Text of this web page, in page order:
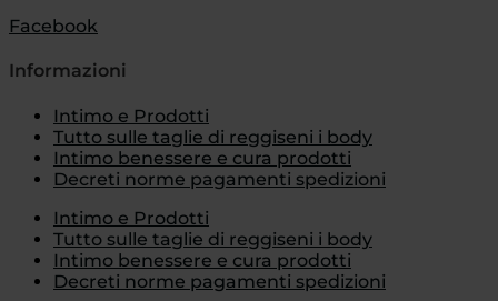
Facebook
Informazioni
Intimo e Prodotti
Tutto sulle taglie di reggiseni i body
Intimo benessere e cura prodotti
Decreti norme pagamenti spedizioni
Intimo e Prodotti
Tutto sulle taglie di reggiseni i body
Intimo benessere e cura prodotti
Decreti norme pagamenti spedizioni